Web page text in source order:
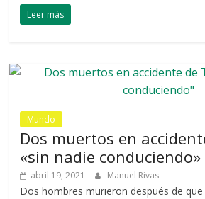
Leer más
Mundo
Dos muertos en
«sin nadie conduciendo»
abril 19, 2021 Manuel Rivas
Dos hombres murieron después de